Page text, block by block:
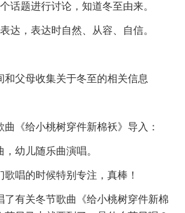
话题进行讨论，知道冬至由来。
达，表达时自然、从容、自信。
和父母收集关于冬至的相关信息
曲《给小桃树穿件新棉袄》导入：
幼儿随乐曲演唱。
歌唱的时候特别专注，真棒！
了有关冬节歌曲《给小桃树穿件新棉